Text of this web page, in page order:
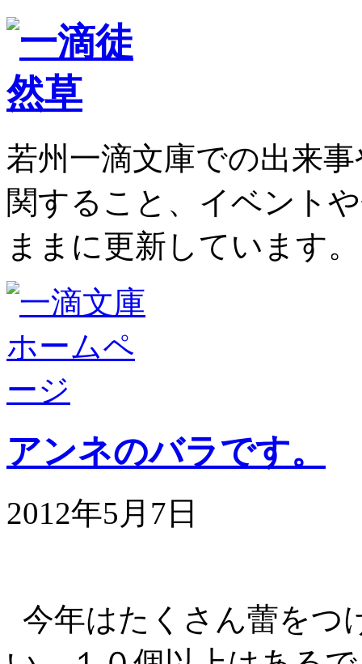
若州一滴文庫での出来
関すること、イベント
ままに更新しています。
アンネのバラです。
2012年5月7日
今年はたくさん蕾をつ